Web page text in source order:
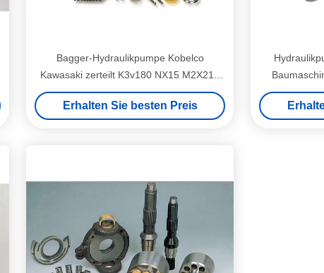
Bagger-Hydraulikpumpe Kobelco
Kawasaki zerteilt K3v180 NX15 M2X210
verfügbar
Erhalten Sie besten Preis